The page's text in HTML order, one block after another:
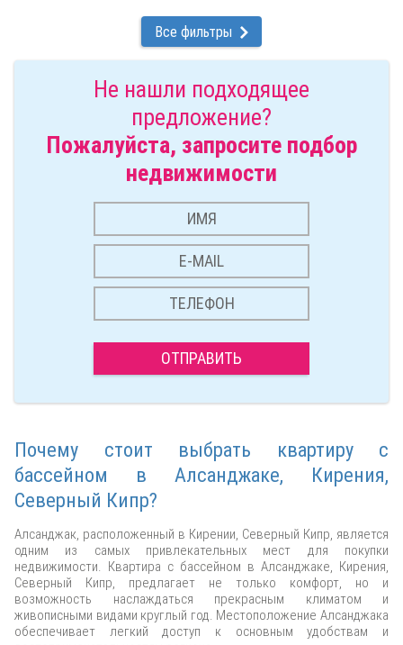
Все фильтры
Не нашли подходящее
предложение?
Пожалуйста, запросите подбор
недвижимости
ОТПРАВИТЬ
Почему стоит выбрать квартиру с
бассейном в Алсанджаке, Кирения,
Северный Кипр?
Алсанджак, расположенный в Кирении, Северный Кипр, является
одним из самых привлекательных мест для покупки
недвижимости. Квартира с бассейном в Алсанджаке, Кирения,
Северный Кипр, предлагает не только комфорт, но и
возможность наслаждаться прекрасным климатом и
живописными видами круглый год. Местоположение Алсанджака
обеспечивает легкий доступ к основным удобствам и